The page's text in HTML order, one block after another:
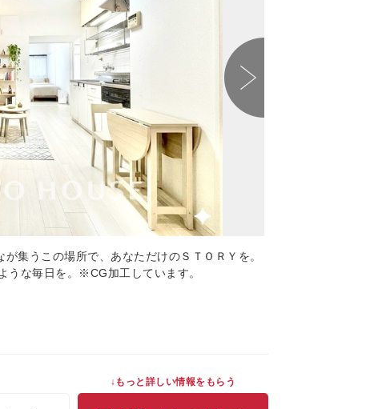
集うこの場所で、あなただけのＳＴＯＲＹを。
うな毎日を。※CG加工しています。
↓もっと詳しい情報をもらう